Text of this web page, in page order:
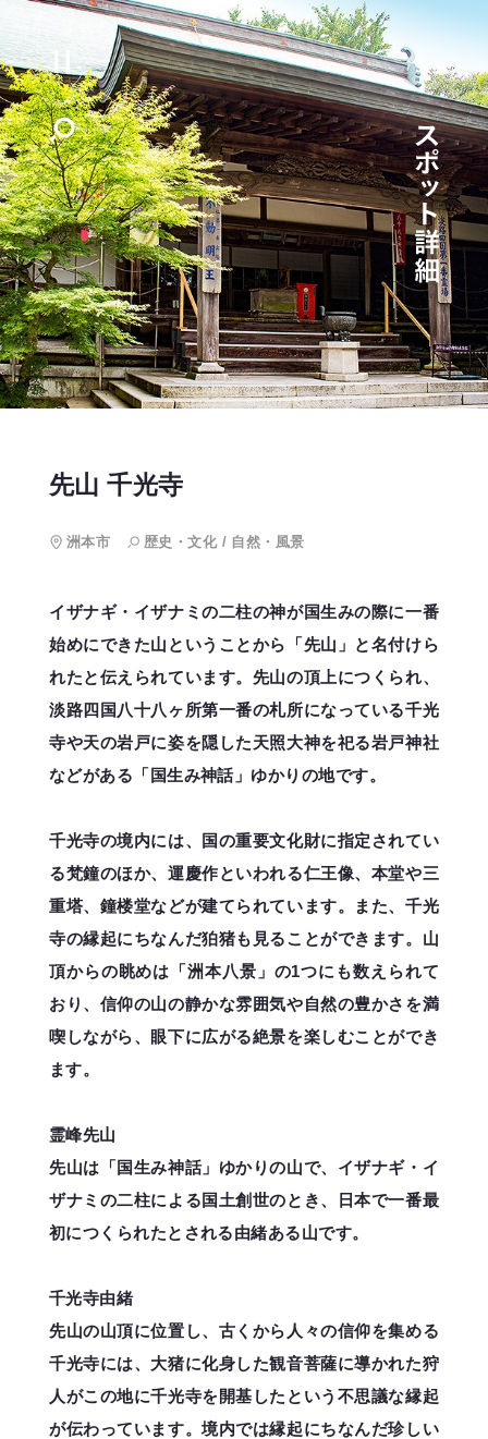
先山 千光寺
洲本市 歴史・文化/ 自然・風景
イザナギ・イザナミの二柱の神が国生みの際に一番
始めにできた山ということから「先山」と名付けら
れたと伝えられています。先山の頂上につくられ、
淡路四国八十八ヶ所第一番の札所になっている千光
寺や天の岩戸に姿を隠した天照大神を祀る岩戸神社
などがある「国生み神話」ゆかりの地です。
千光寺の境内には、国の重要文化財に指定されてい
る梵鐘のほか、運慶作といわれる仁王像、本堂や三
重塔、鐘楼堂などが建てられています。また、千光
寺の縁起にちなんだ狛猪も見ることができます。山
頂からの眺めは「洲本八景」の1つにも数えられて
おり、信仰の山の静かな雰囲気や自然の豊かさを満
喫しながら、眼下に広がる絶景を楽しむことができ
ます。
霊峰先山
先山は「国生み神話」ゆかりの山で、イザナギ・イ
ザナミの二柱による国土創世のとき、日本で一番最
初につくられたとされる由緒ある山です。
千光寺由緒
先山の山頂に位置し、古くから人々の信仰を集める
千光寺には、大猪に化身した観音菩薩に導かれた狩
人がこの地に千光寺を開基したという不思議な縁起
が伝わっています。境内では縁起にちなんだ珍しい